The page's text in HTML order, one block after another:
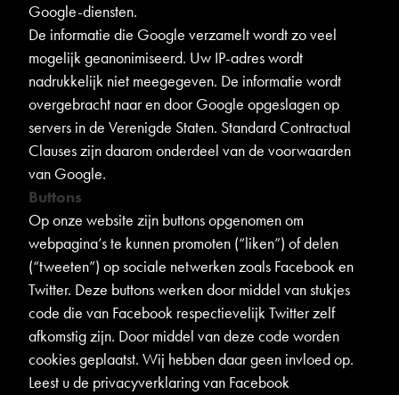
Google-diensten.
De informatie die Google verzamelt wordt zo veel
mogelijk geanonimiseerd. Uw IP-adres wordt
nadrukkelijk niet meegegeven. De informatie wordt
overgebracht naar en door Google opgeslagen op
servers in de Verenigde Staten. Standard Contractual
Clauses zijn daarom onderdeel van de voorwaarden
van Google.
Buttons
Op onze website zijn buttons opgenomen om
webpagina’s te kunnen promoten (“liken”) of delen
(“tweeten”) op sociale netwerken zoals Facebook en
Twitter. Deze buttons werken door middel van stukjes
code die van Facebook respectievelijk Twitter zelf
afkomstig zijn. Door middel van deze code worden
cookies geplaatst. Wij hebben daar geen invloed op.
Leest u de privacyverklaring van Facebook